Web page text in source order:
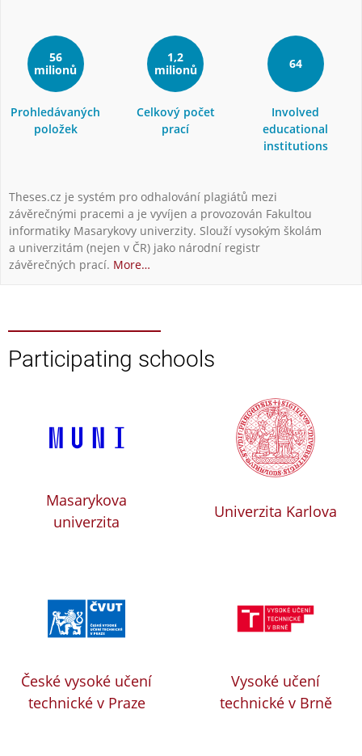
56
milionů
Prohledávaných
položek
1,2
milionů
Celkový počet
prací
64
Involved
educational
institutions
Theses.cz je systém pro odhalování plagiátů mezi
závěrečnými pracemi a je vyvíjen a provozován Fakultou
informatiky Masarykovy univerzity. Slouží vysokým školám
a univerzitám (nejen v ČR) jako národní registr
závěrečných prací. More…
Participating schools
Masarykova
univerzita
Univerzita Karlova
České vysoké učení
technické v Praze
Vysoké učení
technické v Brně